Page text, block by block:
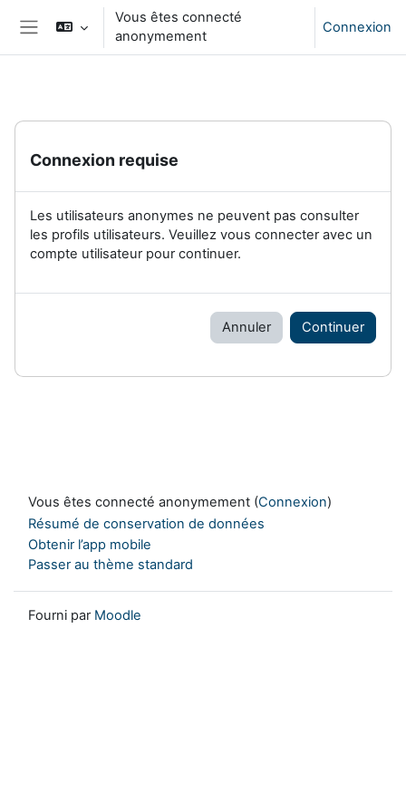
Passer au contenu principal
Panneau latéral
Vous êtes connecté
anonymement
Connexion
Connexion requise
Les utilisateurs anonymes ne peuvent pas consulter
les profils utilisateurs. Veuillez vous connecter avec un
compte utilisateur pour continuer.
Annuler Continuer
Vous êtes connecté anonymement (Connexion)
Résumé de conservation de données
Obtenir l’app mobile
Passer au thème standard
Fourni par Moodle